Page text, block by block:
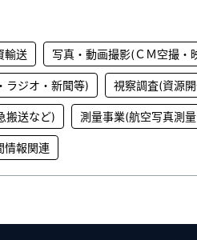
輸送 写真・動画撮影(ＣＭ空撮・
ラジオ・新聞等) 視察調査(資源
搬送など) 測量事業(航空写真測
情報関連